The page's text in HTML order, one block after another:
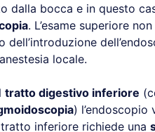
dalla bocca e in questo
. L’esame superiore
dell’introduzione
locale.
tratto digestivo inferiore
) l’endoscopio
tratto inferiore richiede una